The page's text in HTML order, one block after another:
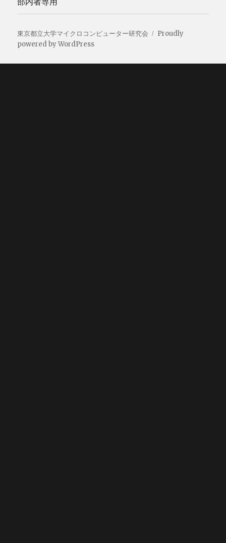
東京都立大学マイクロコンピューター研究会
Proudly
powered by WordPress